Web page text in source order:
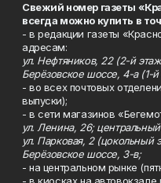
Свежий номер газеты
всегда можно купить в
- в редакции газеты
адресам:
ул. Нефтяников, 22 (2-й
Берёзовское шоссе, 4-а (1-
- во всех почтовых
выпуски);
- в сети магазинов
ул. Ленина, 26;
ул. Парковая, 2 (цокольный
Берёзовское шоссе, 3-в;
- на центральном рынке